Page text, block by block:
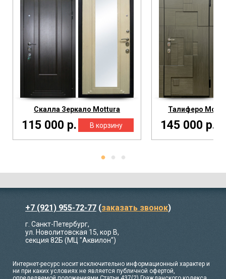
Скалла Зеркало Mottura
115 000 р.
Талиферо
145 000 р.
+7 (921) 955-72-77 (заказать звонок)
г. Санкт-Петербург,
ул. Новолитовская 15, кор В,
секция 82Б (МЦ "Аквилон")
Интернет-ресурс носит исключительно информационный характер и
ни при каких условиях не является публичной офертой,